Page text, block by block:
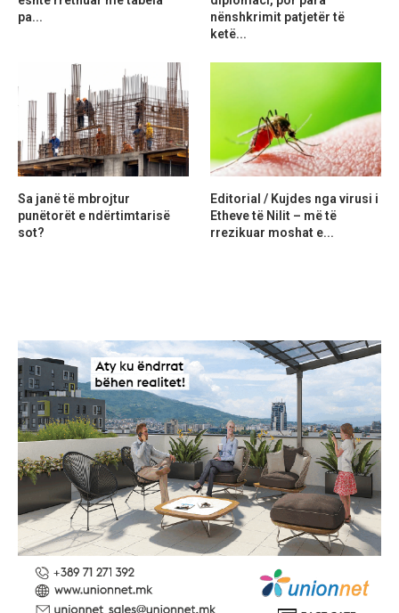
pa...
nënshkrimit patjetër të
ketë...
Sa janë të mbrojtur
punëtorët e ndërtimtarisë
sot?
Editorial / Kujdes nga virusi i
Etheve të Nilit – më të
rrezikuar moshat e...